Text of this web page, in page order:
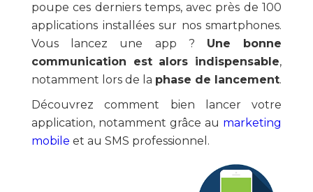
poupe ces derniers temps, avec près de 100
applications installées sur nos smartphones.
Vous lancez une app ? Une bonne
communication est alors indispensable,
notamment lors de la phase de lancement.
Découvrez comment bien lancer votre
application, notamment grâce au marketing
mobile et au SMS professionnel.